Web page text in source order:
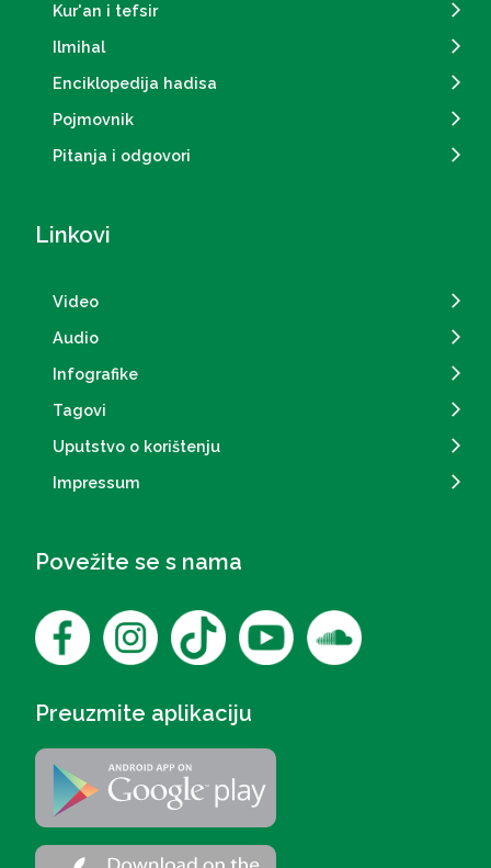
Kur'an i tefsir
Ilmihal
Enciklopedija hadisa
Pojmovnik
Pitanja i odgovori
Linkovi
Video
Audio
Infografike
Tagovi
Uputstvo o korištenju
Impressum
Povežite se s nama
Preuzmite aplikaciju